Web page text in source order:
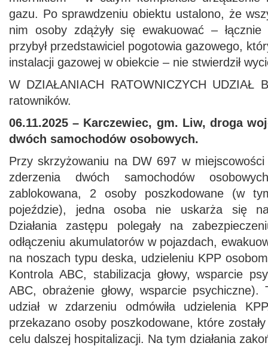
gazu. Po sprawdzeniu obiektu ustalono, że
nim osoby zdążyły się ewakuować –
przybył przedstawiciel pogotowia gazowego,
instalacji gazowej w obiekcie – nie stwierdził
W DZIAŁANIACH RATOWNICZYCH UDZIAŁ
ratowników.
06.11.2025 – Karczewiec, gm. Liw, droga
dwóch samochodów osobowych.
Przy skrzyżowaniu na DW 697 w miejscowości
zderzenia dwóch samochodów
zablokowana, 2 osoby poszkodowane (w
pojeździe), jedna osoba nie uskarża się
Działania zastępu polegały na
odłączeniu akumulatorów w pojazdach,
na noszach typu deska, udzieleniu KPP
Kontrola ABC, stabilizacja głowy, wsparcie
ABC, obrażenie głowy, wsparcie psychiczne).
udział w zdarzeniu odmówiła udzielenia
przekazano osoby poszkodowane, które
celu dalszej hospitalizacji. Na tym działania